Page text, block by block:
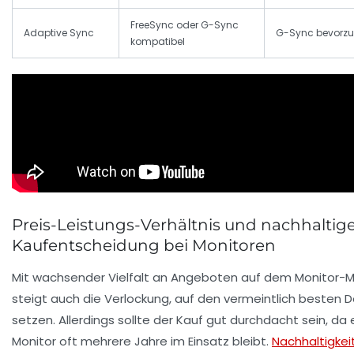
Adaptive Sync
FreeSync oder G-Sync
kompatibel
G-Sync
Preis-Leistungs-Verhältnis und
Kaufentscheidung bei Monitoren
Mit wachsender Vielfalt an Angeboten auf dem Monitor-
steigt auch die Verlockung, auf den vermeintlich besten
setzen. Allerdings sollte der Kauf gut durchdacht sein, da
Monitor oft mehrere Jahre im Einsatz bleibt.